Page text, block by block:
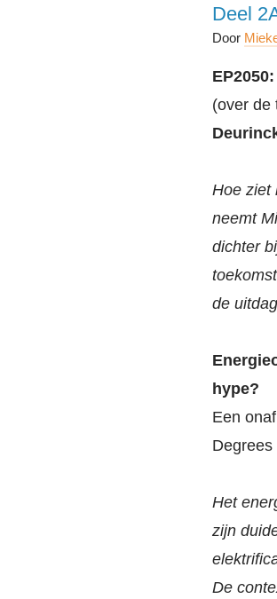
Deel
Door
(over de
Hoe ziet
neemt
dichter
de
hype?
Een
Degrees
Het
zijn
De